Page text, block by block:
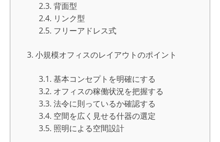
背面型
リンク型
フリーアドレス式
小規模オフィスのレイアウトのポイント
基本コンセプトを明確にする
オフィスの稼働状況を把握する
法令に則っているか確認する
空間を広く見せる什器の選定
照明による空間設計